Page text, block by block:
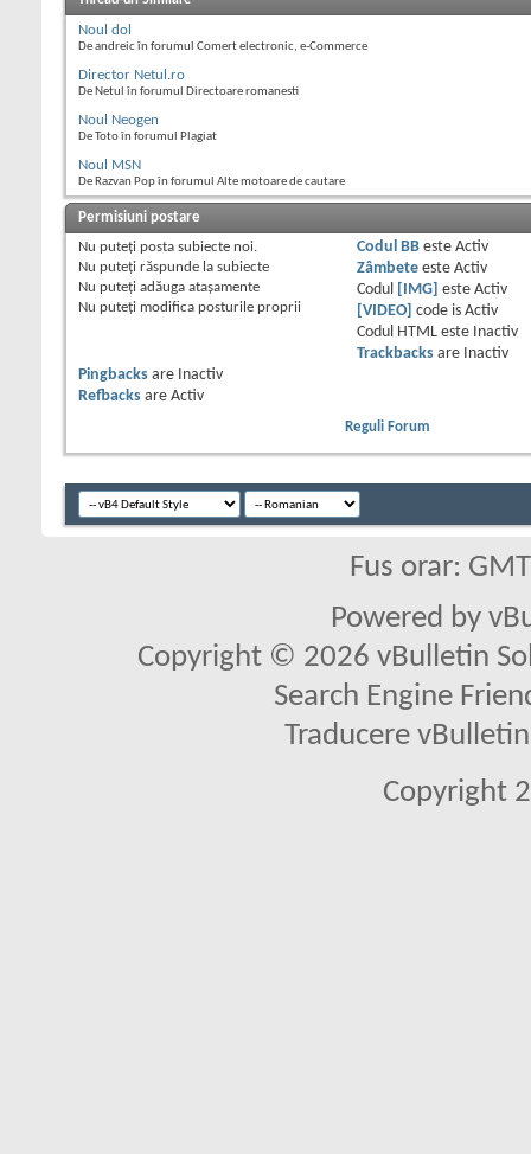
Noul dol
De andreic în forumul Comert electronic, e-Commerce
Director Netul.ro
De Netul în forumul Directoare romanesti
Noul Neogen
De Toto în forumul Plagiat
Noul MSN
De Razvan Pop în forumul Alte motoare de cautare
Permisiuni postare
Nu puteţi posta subiecte noi.
Nu puteţi răspunde la subiecte
Nu puteţi adăuga ataşamente
Nu puteţi modifica posturile proprii
Codul BBeste Activ
Zâmbeteeste Activ
Codul
[IMG] este Activ
[VIDEO] code is Activ
Codul HTML este
Inactiv
Trackbacksare
Inactiv
Pingbacks are
Inactiv
Refbacks are Activ
Reguli Forum
Fus orar:
Powered by
Copyright © 2026 vBulletin
Search Engine
Traducere
Copyright